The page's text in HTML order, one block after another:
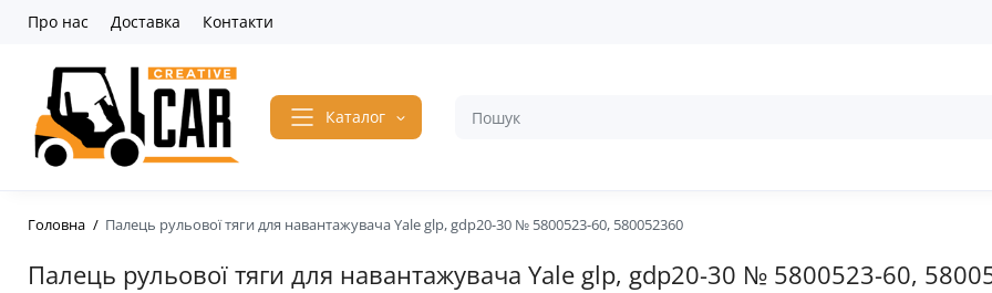
Про нас Доставка Контакти
Каталог
Головна Палець рульової тяги для навантажувача Yale glp, gdp20-30 № 5800523-60, 580052360
Палець рульової тяги для навантажувача Yale glp, gdp20-30 № 5800523-60,